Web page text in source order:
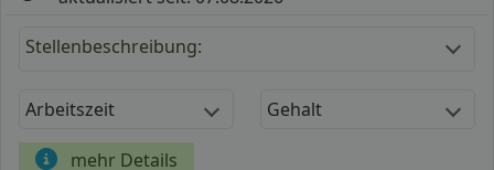
Stellenbeschreibung:
Arbeitszeit Gehalt
mehr Details